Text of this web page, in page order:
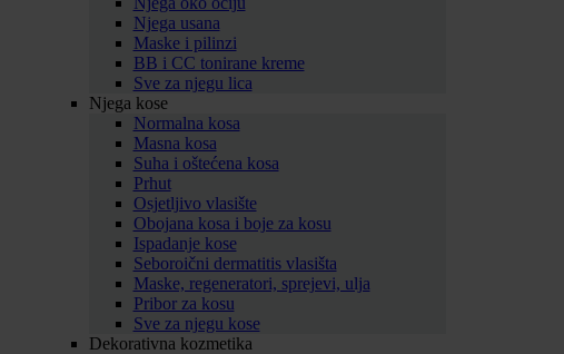
Njega usana
Maske i pilinzi
BB i CC tonirane kreme
Sve za njegu lica
Njega kose
Normalna kosa
Masna kosa
Suha i oštećena kosa
Prhut
Osjetljivo vlasište
Obojana kosa i boje za kosu
Ispadanje kose
Seboroični dermatitis vlasišta
Maske, regeneratori, sprejevi, ulja
Pribor za kosu
Sve za njegu kose
Dekorativna kozmetika